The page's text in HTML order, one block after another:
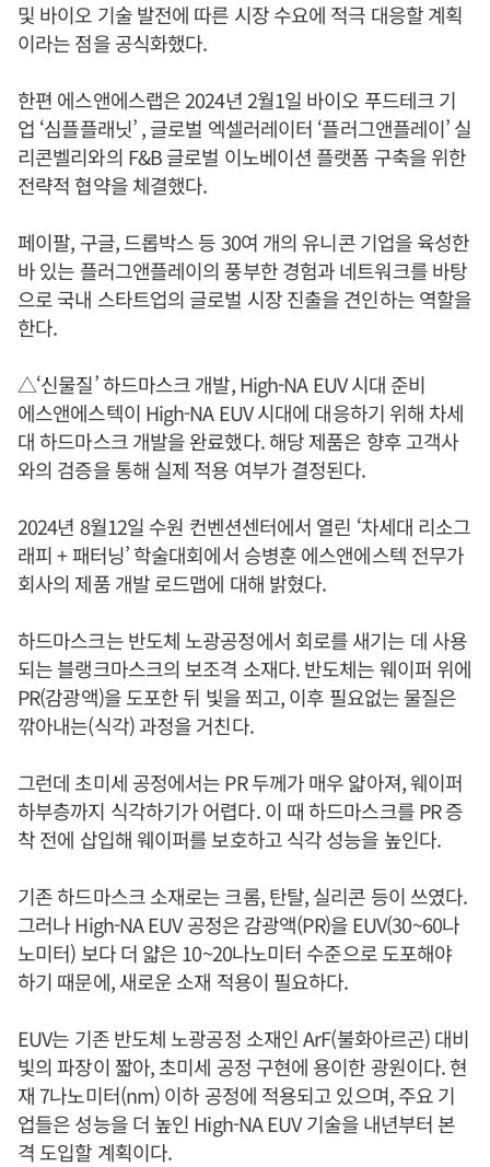
및 바이오 기술 발전에 따른 시장 수요에 적극 대응할 계획
이라는 점을 공식화했다.
한편 에스앤에스랩은 2024년 2월1일 바이오 푸드테크 기
업 ‘심플플래닛’ , 글로벌 엑셀러레이터 ‘플러그앤플레이’ 실
리콘벨리와의 F&B 글로벌 이노베이션 플랫폼 구축을 위한
전략적 협약을 체결했다.
페이팔, 구글, 드롭박스 등 30여 개의 유니콘 기업을 육성한
바 있는 플러그앤플레이의 풍부한 경험과 네트워크를 바탕
으로 국내 스타트업의 글로벌 시장 진출을 견인하는 역할을
한다.
△‘신물질’ 하드마스크 개발, High-NA EUV 시대 준비
에스앤에스텍이 High-NA EUV 시대에 대응하기 위해 차세
대 하드마스크 개발을 완료했다. 해당 제품은 향후 고객사
와의 검증을 통해 실제 적용 여부가 결정된다.
2024년 8월12일 수원 컨벤션센터에서 열린 ‘차세대 리소그
래피 + 패터닝’ 학술대회에서 승병훈 에스앤에스텍 전무가
회사의 제품 개발 로드맵에 대해 밝혔다.
하드마스크는 반도체 노광공정에서 회로를 새기는 데 사용
되는 블랭크마스크의 보조격 소재다. 반도체는 웨이퍼 위에
PR(감광액)을 도포한 뒤 빛을 쬐고, 이후 필요없는 물질은
깎아내는(식각) 과정을 거친다.
그런데 초미세 공정에서는 PR 두께가 매우 얇아져, 웨이퍼
하부층까지 식각하기가 어렵다. 이 때 하드마스크를 PR 증
착 전에 삽입해 웨이퍼를 보호하고 식각 성능을 높인다.
기존 하드마스크 소재로는 크롬, 탄탈, 실리콘 등이 쓰였다.
그러나 High-NA EUV 공정은 감광액(PR)을 EUV(30~60나
노미터) 보다 더 얇은 10~20나노미터 수준으로 도포해야
하기 때문에, 새로운 소재 적용이 필요하다.
EUV는 기존 반도체 노광공정 소재인 ArF(불화아르곤) 대비
빛의 파장이 짧아, 초미세 공정 구현에 용이한 광원이다. 현
재 7나노미터(nm) 이하 공정에 적용되고 있으며, 주요 기
업들은 성능을 더 높인 High-NA EUV 기술을 내년부터 본
격 도입할 계획이다.